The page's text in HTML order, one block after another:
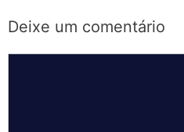
Deixe um comentário